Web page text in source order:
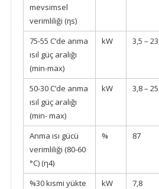
mevsimsel
verimliliği (ƞs)
75-55 C’de anma
ısıl güç aralığı
(min-max)
kW 3,5 –
50-30 C’de anma
ısıl güç aralığı
(min- max)
kW 3,8 –
Anma ısı gücü
verimliliği (80-60
°C) (η4)
% 87
%30 kısmi yükte kW 7,8